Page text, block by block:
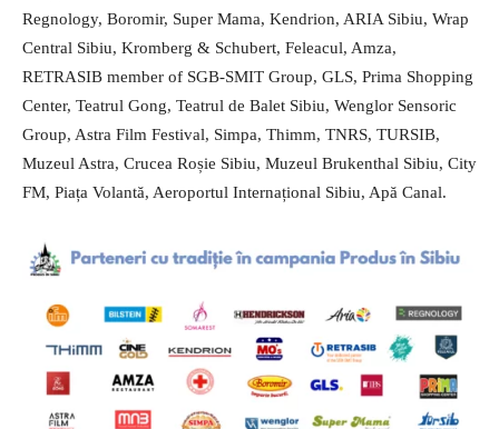
Regnology, Boromir, Super Mama, Kendrion, ARIA Sibiu, Wrap
Central Sibiu, Kromberg & Schubert, Feleacul, Amza,
RETRASIB member of SGB-SMIT Group, GLS, Prima Shopping
Center, Teatrul Gong, Teatrul de Balet Sibiu, Wenglor Sensoric
Group, Astra Film Festival, Simpa, Thimm, TNRS, TURSIB,
Muzeul Astra, Crucea Roșie Sibiu, Muzeul Brukenthal Sibiu, City
FM, Piața Volantă, Aeroportul Internațional Sibiu, Apă Canal.